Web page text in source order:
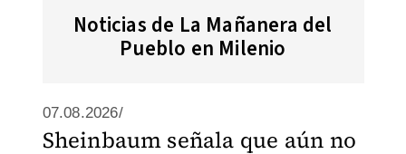
Noticias de La Mañanera del
Pueblo en Milenio
07.08.2026/
Sheinbaum señala que aún no